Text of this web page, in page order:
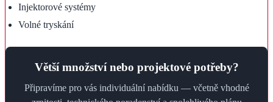
Injektorové systémy
Volné tryskání
Větší množství nebo projektové potřeby?
Připravíme pro vás individuální nabídku — včetně vhodné